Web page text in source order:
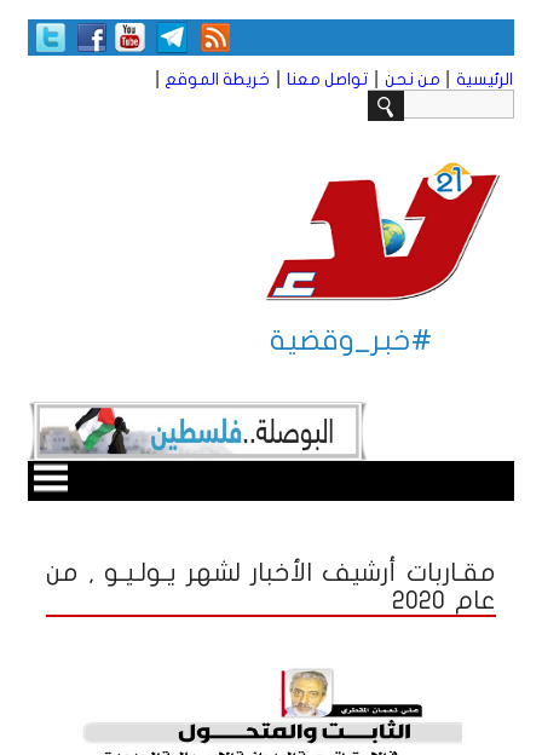
الرئيسية من نحن تواصل معنا خريطة الموقع
#خبر_وقضية
مقـاربات أرشيف الأخبار لشهر يـولـيـو , من
عام 2020